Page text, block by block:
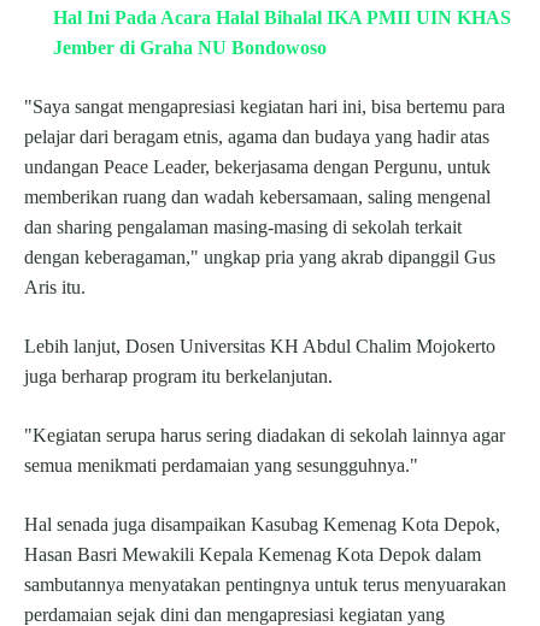
Hal Ini Pada Acara Halal Bihalal IKA PMII UIN KHAS
Jember di Graha NU Bondowoso
"Saya sangat mengapresiasi kegiatan hari ini, bisa bertemu para
pelajar dari beragam etnis, agama dan budaya yang hadir atas
undangan Peace Leader, bekerjasama dengan Pergunu, untuk
memberikan ruang dan wadah kebersamaan, saling mengenal
dan sharing pengalaman masing-masing di sekolah terkait
dengan keberagaman," ungkap pria yang akrab dipanggil Gus
Aris itu.
Lebih lanjut, Dosen Universitas KH Abdul Chalim Mojokerto
juga berharap program itu berkelanjutan.
"Kegiatan serupa harus sering diadakan di sekolah lainnya agar
semua menikmati perdamaian yang sesungguhnya."
Hal senada juga disampaikan Kasubag Kemenag Kota Depok,
Hasan Basri Mewakili Kepala Kemenag Kota Depok dalam
sambutannya menyatakan pentingnya untuk terus menyuarakan
perdamaian sejak dini dan mengapresiasi kegiatan yang